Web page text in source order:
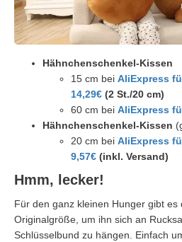
Hähnchenschenkel-Kissen
15 cm bei AliExpress
14,29€ (2 St./20 cm)
60 cm bei AliExpress
Hähnchenschenkel-Kissen
20 cm bei AliExpress
9,57€ (inkl. Versand)
Hmm, lecker!
Für den ganz kleinen Hunger gibt es
Originalgröße, um ihn sich an
Schlüsselbund zu hängen. Einfach